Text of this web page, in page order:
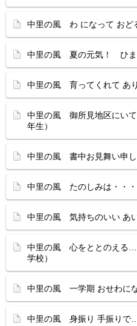
中里の風 わ になって おど
中里の風 夏の元気！ ひま
中里の風 育ってくれて あ
中里の風 御所見地区にい
年生）
中里の風 書中お見舞い申し
中里の風 たのしみは・・・
中里の風 気持ちのいい あ
中里の風 心をととのえる…
学校）
中里の風 一学期 おせわに
中里の風 身振り 手振りで…